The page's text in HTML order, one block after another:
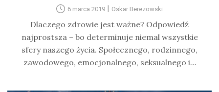
6 marca 2019 | Oskar Berezowski
Dlaczego zdrowie jest ważne? Odpowiedź
najprostsza – bo determinuje niemal wszystkie
sfery naszego życia. Społecznego, rodzinnego,
zawodowego, emocjonalnego, seksualnego i…